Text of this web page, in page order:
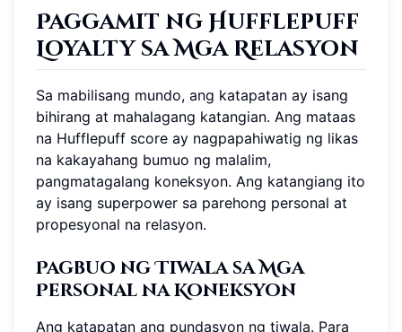
Paggamit ng Hufflepuff
Loyalty sa Mga Relasyon
Sa mabilisang mundo, ang katapatan ay isang
bihirang at mahalagang katangian. Ang mataas
na Hufflepuff score ay nagpapahiwatig ng likas
na kakayahang bumuo ng malalim,
pangmatagalang koneksyon. Ang katangiang ito
ay isang superpower sa parehong personal at
propesyonal na relasyon.
Pagbuo ng Tiwala sa Mga
Personal na Koneksyon
Ang katapatan ang pundasyon ng tiwala. Para